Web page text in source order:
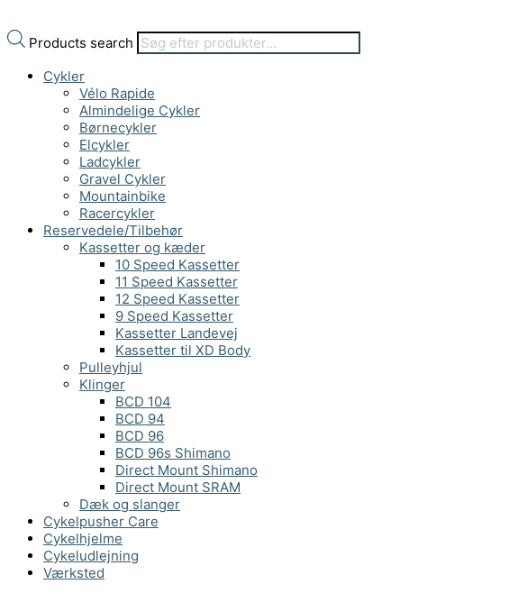
Products search
Cykler
Vélo Rapide
Almindelige Cykler
Børnecykler
Elcykler
Ladcykler
Gravel Cykler
Mountainbike
Racercykler
Reservedele/Tilbehør
Kassetter og kæder
10 Speed Kassetter
11 Speed Kassetter
12 Speed Kassetter
9 Speed Kassetter
Kassetter Landevej
Kassetter til XD Body
Pulleyhjul
Klinger
BCD 104
BCD 94
BCD 96
BCD 96s Shimano
Direct Mount Shimano
Direct Mount SRAM
Dæk og slanger
Cykelpusher Care
Cykelhjelme
Cykeludlejning
Værksted